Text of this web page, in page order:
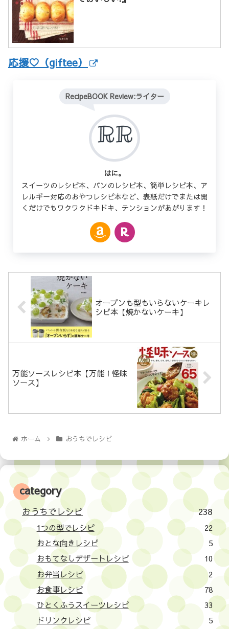
応援♡（giftee）
RecipeBOOK Review:ライター
はに。
スイーツのレシピ本、パンのレシピ本、簡単レシピ本、ア
レルギー対応のおやつレシピ本など、表紙だけでまたは開
くだけでもワクワクドキドキ、テンションがあがります！
オーブンも型もいらないケーキレ
シピ本【焼かないケーキ】
万能ソースレシピ本【万能！怪味
ソース】
ホーム おうちでレシピ
category
おうちでレシピ 238
1つの型でレシピ
22
おとな向きレシピ
5
おもてなしデザートレシピ
10
お弁当レシピ
2
お食事レシピ
78
ひとくふうスイーツレシピ
33
ドリンクレシピ
5